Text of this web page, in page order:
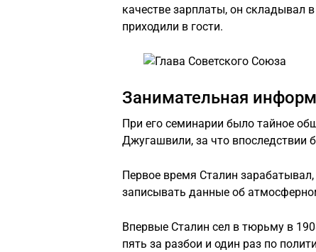
качестве зарплаты, он складывал
приходили в гости.
Занимательная
При его семинарии было тайное
Джугашвили, за что впоследствии
Первое время Сталин
записывать данные об
Впервые Сталин сел в тюрьму в
пять за разбои и один раз по